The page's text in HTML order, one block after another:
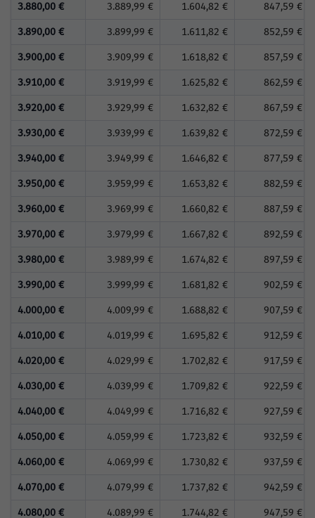
3.880,00 € 3.889,99 € 1.604,82 € 847,59 €
3.890,00 € 3.899,99 € 1.611,82 € 852,59 €
3.900,00 € 3.909,99 € 1.618,82 € 857,59 €
3.910,00 € 3.919,99 € 1.625,82 € 862,59 €
3.920,00 € 3.929,99 € 1.632,82 € 867,59 €
3.930,00 € 3.939,99 € 1.639,82 € 872,59 €
3.940,00 € 3.949,99 € 1.646,82 € 877,59 €
3.950,00 € 3.959,99 € 1.653,82 € 882,59 €
3.960,00 € 3.969,99 € 1.660,82 € 887,59 €
3.970,00 € 3.979,99 € 1.667,82 € 892,59 €
3.980,00 € 3.989,99 € 1.674,82 € 897,59 €
3.990,00 € 3.999,99 € 1.681,82 € 902,59 €
4.000,00 € 4.009,99 € 1.688,82 € 907,59 €
4.010,00 € 4.019,99 € 1.695,82 € 912,59 €
4.020,00 € 4.029,99 € 1.702,82 € 917,59 €
4.030,00 € 4.039,99 € 1.709,82 € 922,59 €
4.040,00 € 4.049,99 € 1.716,82 € 927,59 €
4.050,00 € 4.059,99 € 1.723,82 € 932,59 €
4.060,00 € 4.069,99 € 1.730,82 € 937,59 €
4.070,00 € 4.079,99 € 1.737,82 € 942,59 €
4.080,00 € 4.089,99 € 1.744,82 € 947,59 €